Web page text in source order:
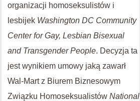
organizacji homoseksulistów i
lesbijek Washington DC Community
Center for Gay, Lesbian Bisexual
and Transgender People. Decyzja ta
jest wynikiem umowy jaką zawarł
Wal-Mart z Biurem Biznesowym
Związku Homoseksualistów National